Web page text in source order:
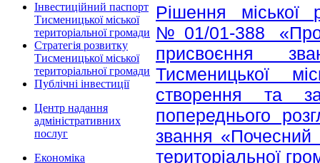
Інвестиційний паспорт
Тисменицької міської
територіальної громади
Стратегія розвитку
Тисменицької міської
територіальної громади
Публічні інвестиції
Центр надання
адміністративних
послуг
Економіка
Рішення
№01/01-388
присвоєння
Тисменицької
створення та
попереднього
звання «Почесний
територіальної